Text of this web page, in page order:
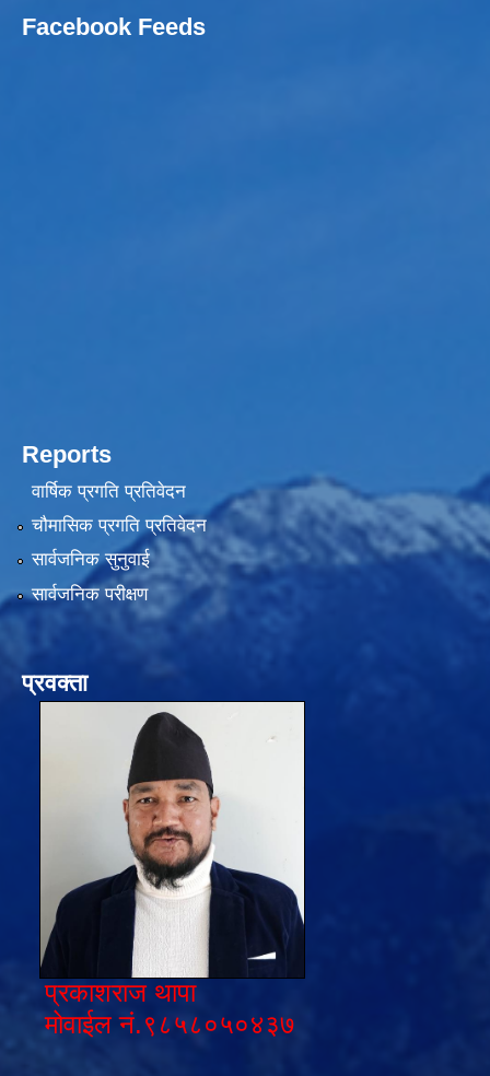
Facebook Feeds
Reports
वार्षिक प्रगति प्रतिवेदन
चौमासिक प्रगति प्रतिवेदन
सार्वजनिक सुनुवाई
सार्वजनिक परीक्षण
प्रवक्ता
प्रकाशराज थापा
मोवाईल नं.९८५८०५०४३७